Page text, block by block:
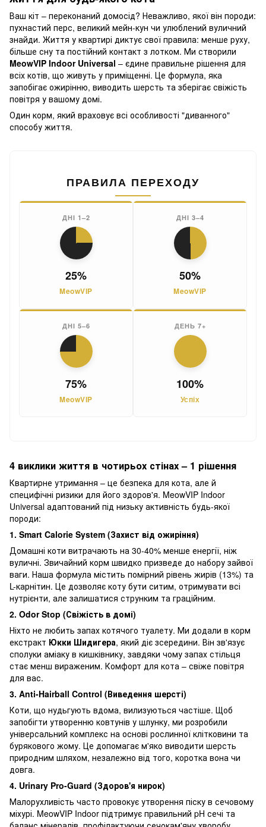
Ваш кіт – переконаний домосід? Неважливо, якої він породи:
пухнастий перс, великий мейн-кун чи улюблений вуличний
знайди. Життя у квартирі диктує свої правила: менше руху,
більше сну та постійний контакт з лотком. Ми створили
MeowVIP Indoor Universal – єдине правильне рішення для
всіх котів, що живуть у приміщенні. Це формула, яка
запобігає ожирінню, виводить шерсть та зберігає свіжість
повітря у вашому домі.
Один корм, який враховує всі особливості "диванного"
способу життя.
ПРАВИЛА ПЕРЕХОДУ
ДНІ 1–2
25%
MeowVIP
ДНІ 3–4
50%
MeowVIP
ДНІ 5–6
75%
MeowVIP
ДЕНЬ 7+
100%
Успіх
4 виклики життя в чотирьох стінах – 1 рішення
Квартирне утримання – це безпека для кота, але й
специфічні ризики для його здоров'я. MeowVIP Indoor
Universal адаптований під низьку активність будь-якої
породи:
1. Smart Calorie System (Захист від ожиріння)
Домашні коти витрачають на 30-40% менше енергії, ніж
вуличні. Звичайний корм швидко призведе до набору зайвої
ваги. Наша формула містить помірний рівень жирів (13%) та
L-карнітин. Це дозволяє коту бути ситим, отримувати всі
нутрієнти, але залишатися струнким та граційним.
2. Odor Stop (Свіжість в домі)
Ніхто не любить запах котячого туалету. Ми додали в корм
екстракт Юкки Шидигера, який діє зсередини. Він зв'язує
сполуки аміаку в кишківнику, завдяки чому запах стільця
стає менш вираженим. Комфорт для кота – свіже повітря
для вас.
3. Anti-Hairball Control (Виведення шерсті)
Коти, що нудьгують вдома, вилизуються частіше. Щоб
запобігти утворенню ковтунів у шлунку, ми розробили
універсальний комплекс на основі рослинної клітковини та
бурякового жому. Це допомагає м'яко виводити шерсть
природним шляхом, незалежно від того, коротка вона чи
довга.
4. Urinary Pro-Guard (Здоров'я нирок)
Малорухливість часто провокує утворення піску в сечовому
міхурі. MeowVIP Indoor підтримує правильний pH сечі та